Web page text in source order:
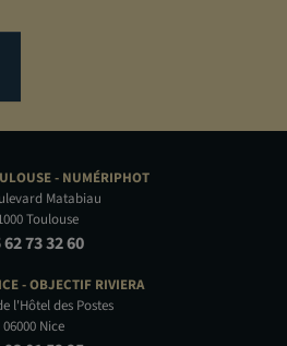
- NUMÉRIPHOT
Matabiau
Toulouse
62 73 32 60
-OBJECTIF RIVIERA
l'Hôtel des Postes
06000 Nice